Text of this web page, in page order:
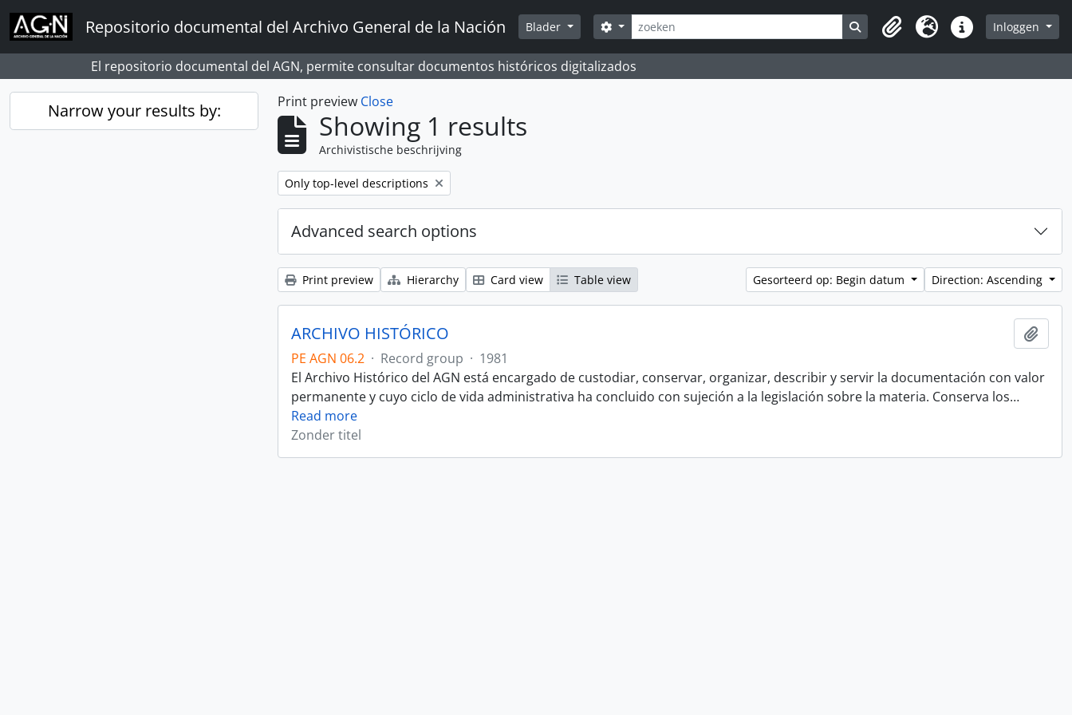
Skip to main content
Repositorio documental del Archivo General de la Nación Blader zoeken
Search options Search in browse page
Clipboard
Taal Quick linksInloggen
El repositorio documental del AGN, permite consultar documentos históricos digitalizados
Narrow your results by: Print preview Close
Showing 1 results
Archivistische beschrijving
Remove filter:
Only top-level descriptions
Advanced search options
Print preview Hierarchy Card view Table view Gesorteerd op: Begin datum Direction: Ascending
ARCHIVO HISTÓRICO
PE AGN 06.2 · Record group · 1981
El Archivo Histórico del AGN está encargado de custodiar, conservar, organizar, describir y servir la documentación con valor
permanente y cuyo ciclo de vida administrativa ha concluido con sujeción a la legislación sobre la materia. Conserva los…
Read more
Zonder titel